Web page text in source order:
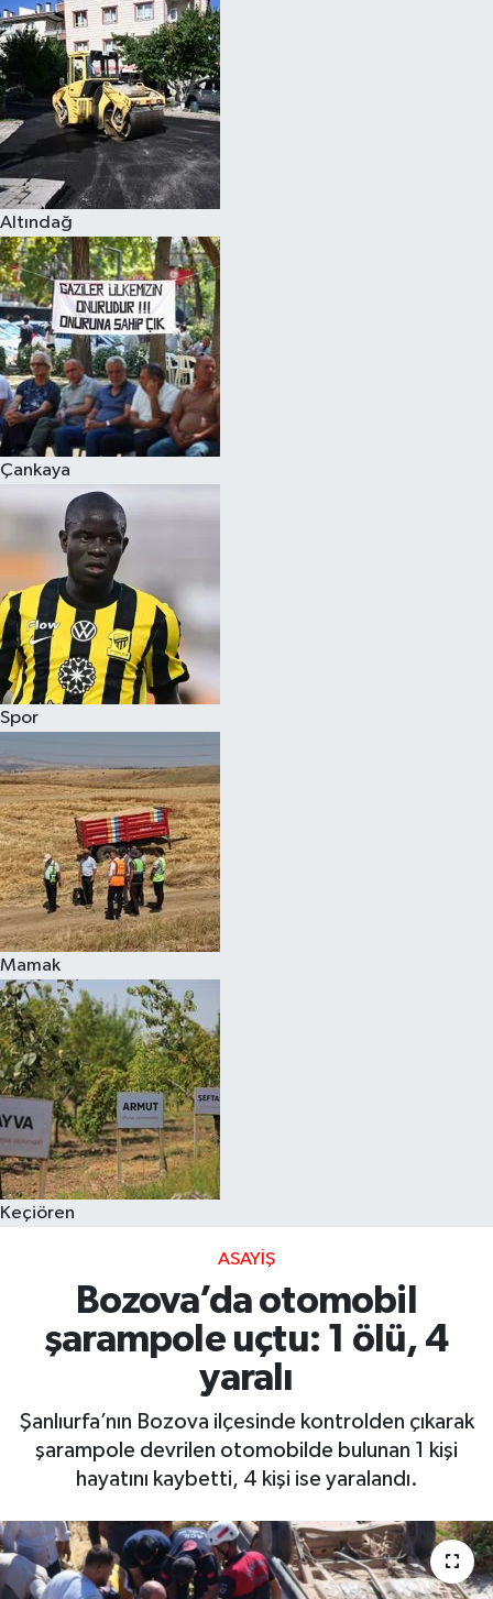
Altındağ
Çankaya
Spor
Mamak
Keçiören
ASAYIŞ
Bozova’da otomobil
şarampole uçtu: 1 ölü, 4
yaralı
Şanlıurfa’nın Bozova ilçesinde kontrolden çıkarak
şarampole devrilen otomobilde bulunan 1 kişi
hayatını kaybetti, 4 kişi ise yaralandı.